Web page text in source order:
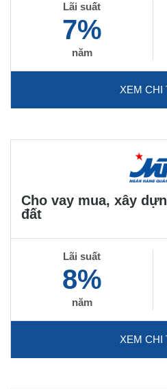
Lãi suất
7%
năm
XEM CHI
Cho vay mua, xây
đất
Lãi suất
8%
năm
XEM CHI